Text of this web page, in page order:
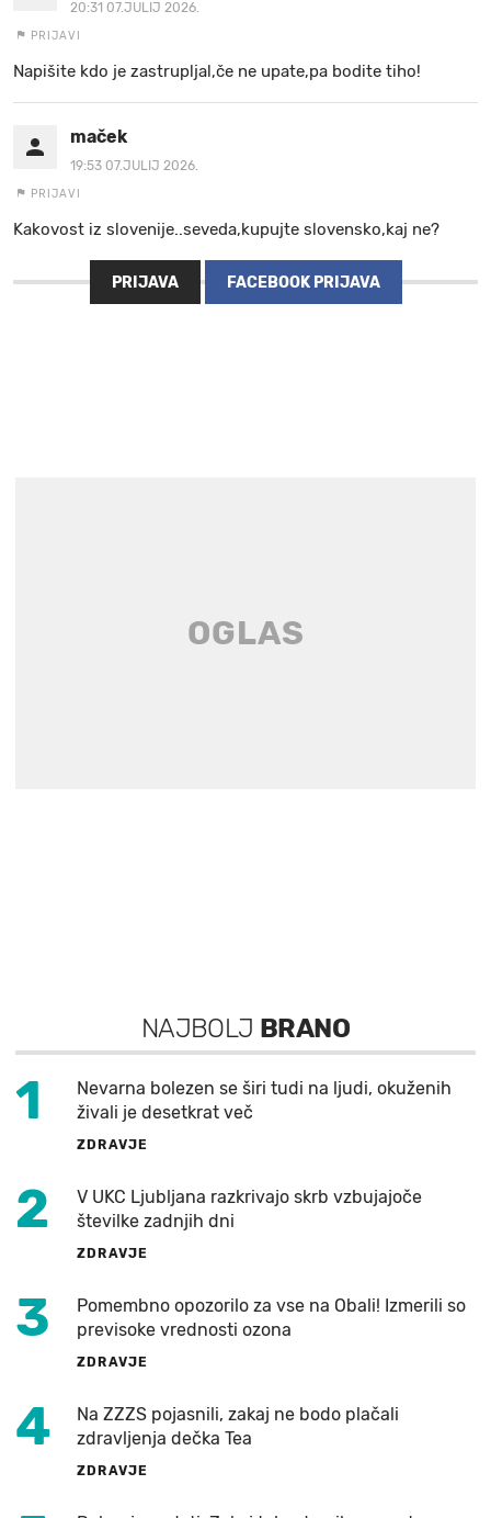
20:31 07.JULIJ 2026.
PRIJAVI
Napišite kdo je zastrupljal,če ne upate,pa bodite tiho!
maček
19:53 07.JULIJ 2026.
PRIJAVI
Kakovost iz slovenije..seveda,kupujte slovensko,kaj ne?
PRIJAVA FACEBOOK PRIJAVA
NAJBOLJ BRANO
1
Nevarna bolezen se širi tudi na ljudi, okuženih
živali je desetkrat več
ZDRAVJE
2
V UKC Ljubljana razkrivajo skrb vzbujajoče
številke zadnjih dni
ZDRAVJE
3
Pomembno opozorilo za vse na Obali! Izmerili so
previsoke vrednosti ozona
ZDRAVJE
4
Na ZZZS pojasnili, zakaj ne bodo plačali
zdravljenja dečka Tea
ZDRAVJE